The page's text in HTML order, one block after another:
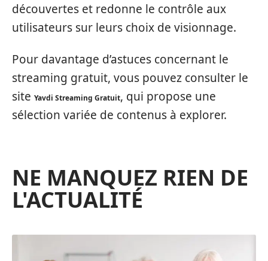
découvertes et redonne le contrôle aux
utilisateurs sur leurs choix de visionnage.
Pour davantage d’astuces concernant le
streaming gratuit, vous pouvez consulter le
site Yavdi Streaming Gratuit, qui propose une
sélection variée de contenus à explorer.
NE MANQUEZ RIEN DE
L'ACTUALITÉ